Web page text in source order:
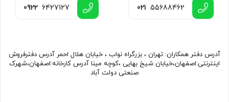
021 55688462
0922 6427127
آدرس دفتر همکاران: تهران ، بزرگراه نواب ، خیابان هلال احمر آدرس دفترفروش
اینترنتی:اصفهان،خیابان شیخ بهایی ،کوچه مینا آدرس کارخانه:اصفهان،شهرک
صنعتی دولت آباد